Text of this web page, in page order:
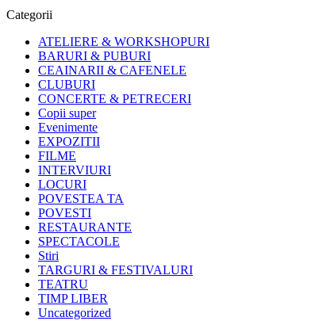
Categorii
ATELIERE & WORKSHOPURI
BARURI & PUBURI
CEAINARII & CAFENELE
CLUBURI
CONCERTE & PETRECERI
Copii super
Evenimente
EXPOZITII
FILME
INTERVIURI
LOCURI
POVESTEA TA
POVESTI
RESTAURANTE
SPECTACOLE
Stiri
TARGURI & FESTIVALURI
TEATRU
TIMP LIBER
Uncategorized